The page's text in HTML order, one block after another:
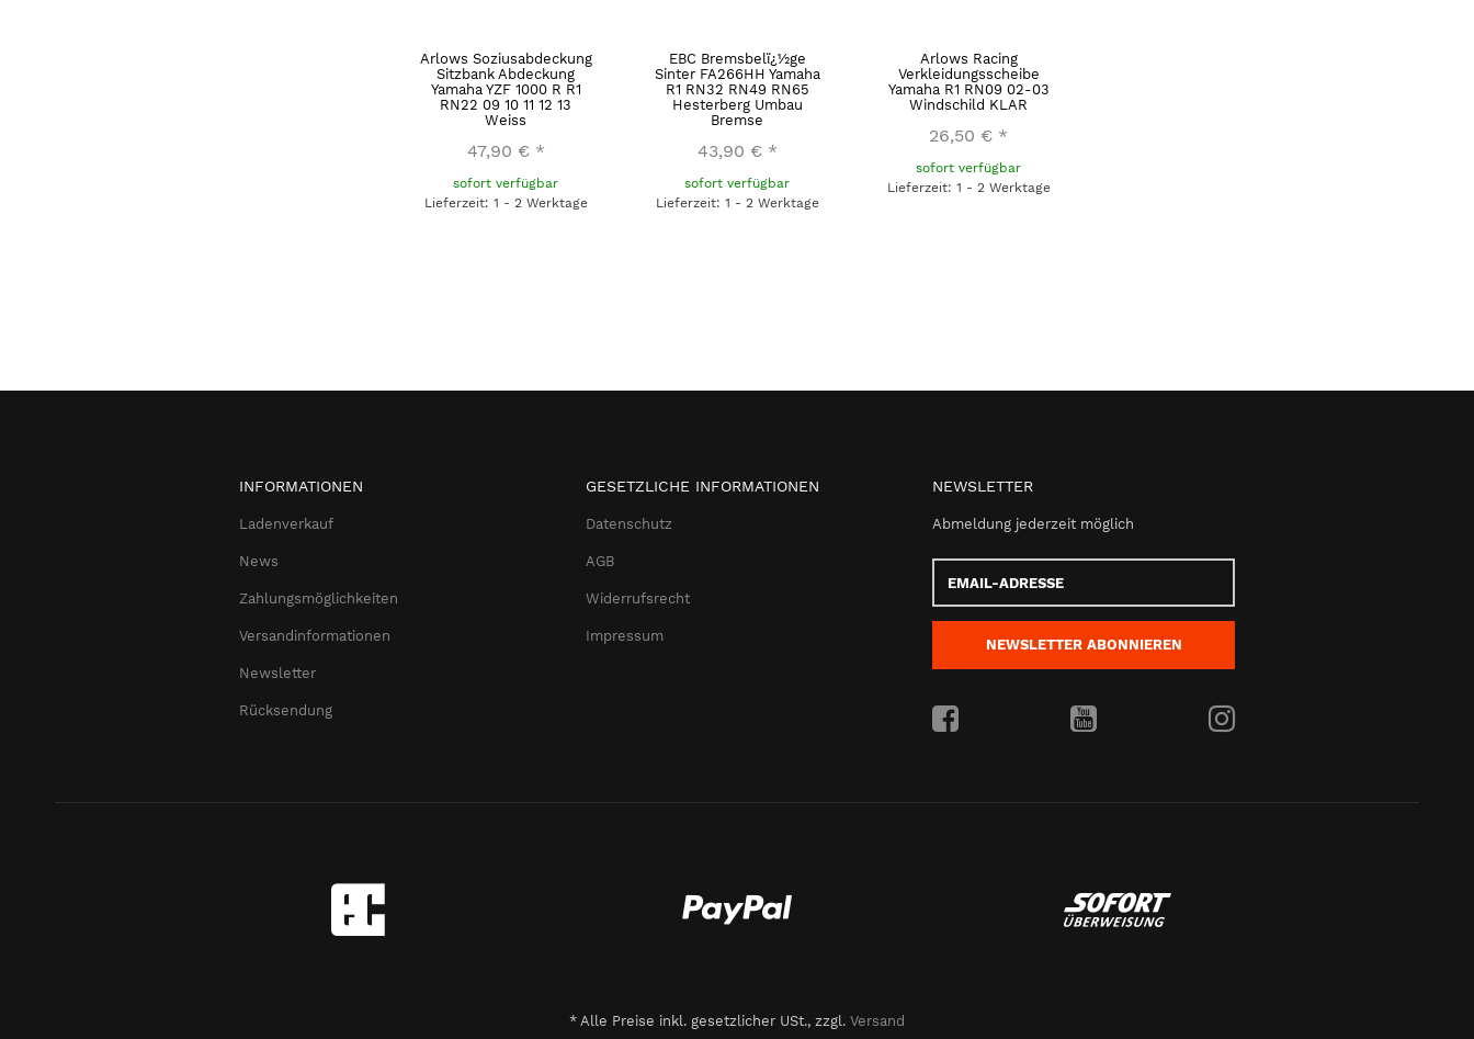
Arlows Soziusabdeckung
Sitzbank Abdeckung
Yamaha YZF 1000 R R1
RN22 09 10 11 12 13
Weiss
47,90 € *
sofort verfügbar
Lieferzeit: 1 - 2 Werktage
EBC Bremsbelï¿½ge
Sinter FA266HH Yamaha
R1 RN32 RN49 RN65
Hesterberg Umbau
Bremse
43,90 € *
sofort verfügbar
Lieferzeit: 1 - 2 Werktage
Arlows Racing
Verkleidungsscheibe
Yamaha R1 RN09 02-03
Windschild KLAR
26,50 € *
sofort verfügbar
Lieferzeit: 1 - 2 Werktage
INFORMATIONEN
Ladenverkauf
News
Zahlungsmöglichkeiten
Versandinformationen
Newsletter
Rücksendung
GESETZLICHE INFORMATIONEN
Datenschutz
AGB
Widerrufsrecht
Impressum
NEWSLETTER
Abmeldung jederzeit möglich
Adresse
NEWSLETTER ABONNIEREN
* Alle Preise inkl. gesetzlicher USt., zzgl. Versand